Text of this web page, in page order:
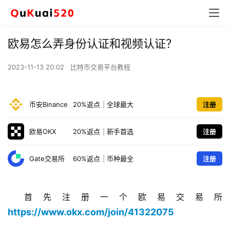
欧易怎么弄身份认证和视频认证？
2023-11-13 20:02 比特币交易平台教程
币安Binance 20%返点 全球最大 注册
欧易OKX 20%返点 新手首选 注册
Gate交易所 60%返点 币种最全 注册
首先注册一个欧易交易所
https://www.okx.com/join/41322075